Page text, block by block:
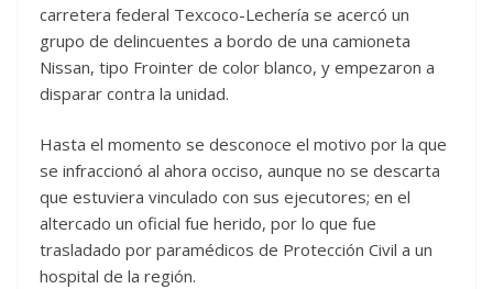
carretera federal Texcoco-Lechería se acercó un
grupo de delincuentes a bordo de una camioneta
Nissan, tipo Frointer de color blanco, y empezaron a
disparar contra la unidad.
Hasta el momento se desconoce el motivo por la que
se infraccionó al ahora occiso, aunque no se descarta
que estuviera vinculado con sus ejecutores; en el
altercado un oficial fue herido, por lo que fue
trasladado por paramédicos de Protección Civil a un
hospital de la región.